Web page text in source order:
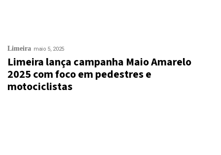
Limeira maio 5, 2025
Limeira lança campanha Maio Amarelo
2025 com foco em pedestres e
motociclistas